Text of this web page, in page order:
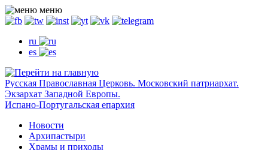
меню
ru
es
Русская Православная Церковь. Московский патриархат.
Экзархат Западной Европы.
Испано-Португальская епархия
Новости
Архипастыри
Храмы и приходы